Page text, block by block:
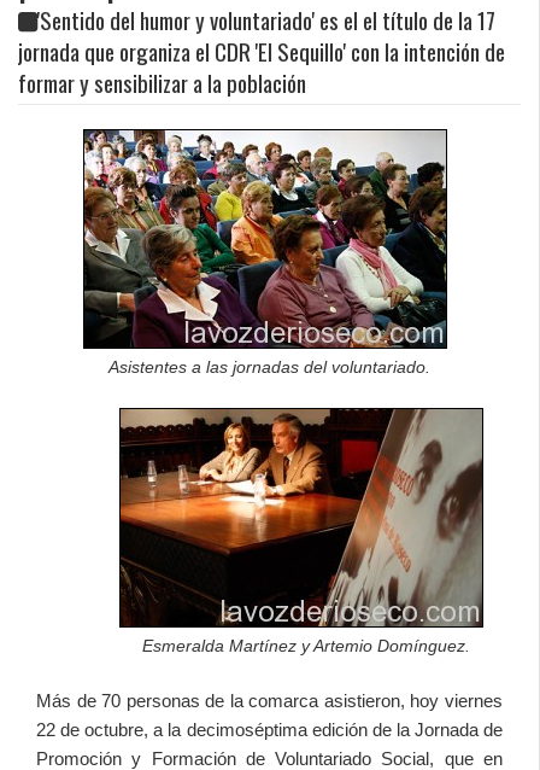
'Sentido del humor y voluntariado' es el el título de la 17
jornada que organiza el CDR 'El Sequillo' con la intención de
formar y sensibilizar a la población
Asistentes a las jornadas del voluntariado.
Esmeralda Martínez y Artemio Domínguez.
Más de 70 personas de la comarca asistieron, hoy viernes
22 de octubre, a la decimoséptima edición de la Jornada de
Promoción y Formación de Voluntariado Social, que en